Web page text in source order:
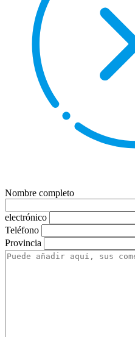
Nombre completo
electrónico
Teléfono
Provincia